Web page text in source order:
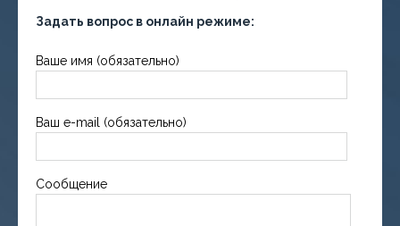
Задать вопрос в онлайн режиме:
Ваше имя (обязательно)
Ваш e-mail (обязательно)
Сообщение